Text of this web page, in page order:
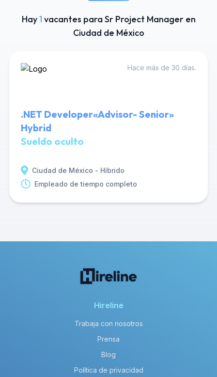
Hay1 vacantes para Sr Project Manager en
Ciudad de México
Hace más de 30 días.
.NET Developer«Advisor- Senior»
Hybrid
Sueldo oculto
Ciudad de México - Híbrido
Empleado de tiempo completo
Hireline
Trabaja con nosotros
Prensa
Blog
Política de privacidad